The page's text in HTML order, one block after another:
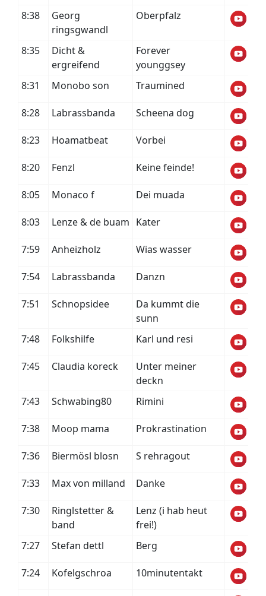
8:38
Georg
ringsgwandl
Oberpfalz
8:35
Dicht &
ergreifend
Forever
younggsey
8:31
Monobo son Traumined
8:28 Labrassbanda Scheena dog
8:23 Hoamatbeat Vorbei
8:20 Fenzl Keine feinde!
8:05 Monaco f Dei muada
8:03 Lenze & de buam Kater
7:59 Anheizholz Wias wasser
7:54 Labrassbanda Danzn
7:51 Schnopsidee
Da kummt die
sunn
7:48
Folkshilfe Karl und resi
7:45 Claudia koreck
Unter meiner
deckn
7:43
Schwabing80 Rimini
7:38 Moop mama Prokrastination
7:36 Biermösl blosn S rehragout
7:33 Max von milland Danke
7:30
Ringlstetter &
band
Lenz (i hab heut
frei!)
7:27
Stefan dettl Berg
7:24 Kofelgschroa 10minutentakt